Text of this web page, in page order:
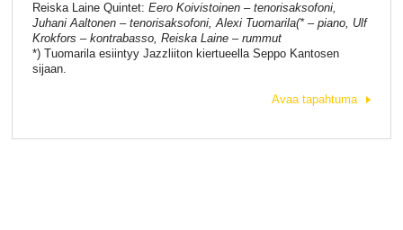
Reiska Laine Quintet: Eero Koivistoinen – tenorisaksofoni,
Juhani Aaltonen – tenorisaksofoni, Alexi Tuomarila(* – piano, Ulf
Krokfors – kontrabasso, Reiska Laine – rummut
*) Tuomarila esiintyy Jazzliiton kiertueella Seppo Kantosen
sijaan.
Avaa tapahtuma